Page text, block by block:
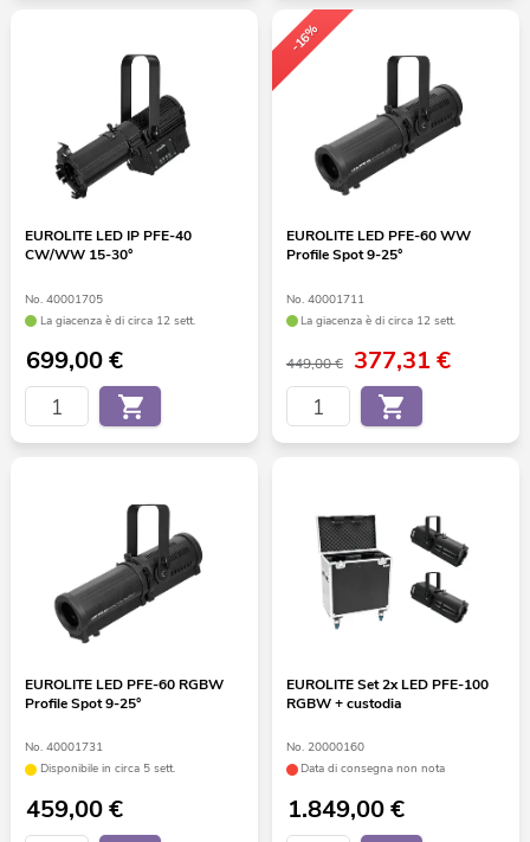
EUROLITE LED IP PFE-40
CW/WW 15-30°
No. 40001705
La giacenza è di circa 12 sett.
699,00€
-16%
EUROLITE LED PFE-60 WW
Profile Spot 9-25°
No. 40001711
La giacenza è di circa 12 sett.
449,00 € 377,31€
EUROLITE LED PFE-60 RGBW
Profile Spot 9-25°
No. 40001731
Disponibile in circa 5 sett.
459,00€
EUROLITE Set 2x LED PFE-100
RGBW + custodia
No. 20000160
Data di consegna non nota
1.849,00€